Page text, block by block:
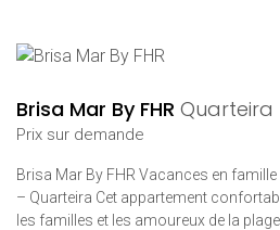
Brisa Mar By FHR Quarteira
Prix ​​sur demande
Brisa Mar By FHR Vacances en
– Quarteira Cet appartement
les familles et les amoureux de la plage